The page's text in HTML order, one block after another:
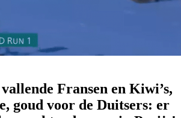
Fransen en Kiwi’s,
goud voor de Duitsers: er